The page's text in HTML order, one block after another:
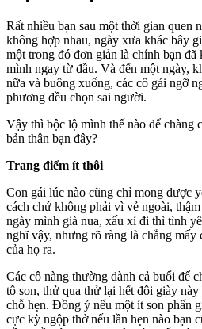
Rất nhiều bạn sau một thời gian quen
không hợp nhau, ngày xưa khác bây
một trong đó đơn giản là chính bạn đã
mình ngay từ đầu. Và đến một ngày,
nữa và buông xuống, các cô gái ngỡ
phương đều chọn sai người.
Vậy thì bộc lộ mình thế nào để chàng
bản thân bạn đây?
Trang điểm ít thôi
Con gái lúc nào cũng chỉ mong được
cách chứ không phải vì vẻ ngoài,
ngày mình già nua, xấu xí đi thì tình
nghĩ vậy, nhưng rõ ràng là chẳng
của họ ra.
Các cô nàng thường dành cả buổi để
tô son, thử qua thử lại hết đôi giày
chỗ hẹn. Đồng ý nếu một ít son phấn
cực kỳ ngộp thở nếu lần hẹn nào bạn